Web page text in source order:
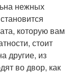
нежных
которую вам
стоит
другие, из
во двор, как